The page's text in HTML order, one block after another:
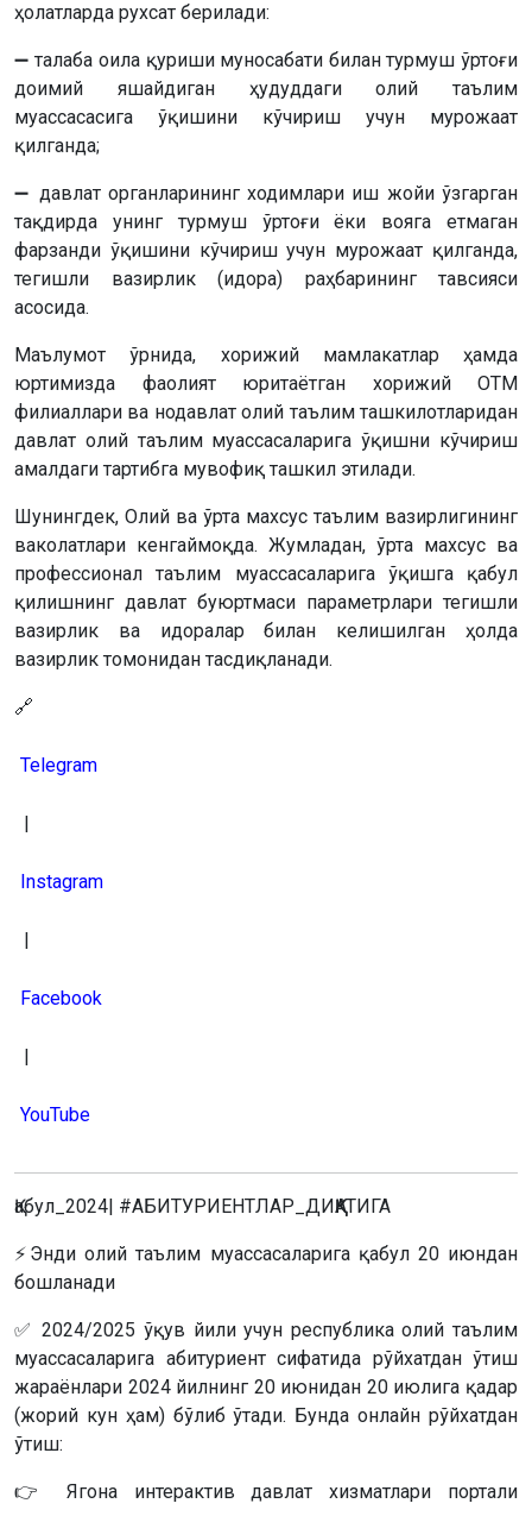
ҳолатларда рухсат берилади:
➖ талаба оила қуриши муносабати билан турмуш ўртоғи
доимий яшайдиган ҳудуддаги олий таълим
муассасасига ўқишини кўчириш учун мурожаат
қилганда;
➖ давлат органларининг ходимлари иш жойи ўзгарган
тақдирда унинг турмуш ўртоғи ёки вояга етмаган
фарзанди ўқишини кўчириш учун мурожаат қилганда,
тегишли вазирлик (идора) раҳбарининг тавсияси
асосида.
Маълумот ўрнида, хорижий мамлакатлар ҳамда
юртимизда фаолият юритаётган хорижий ОТМ
филиаллари ва нодавлат олий таълим ташкилотларидан
давлат олий таълим муассасаларига ўқишни кўчириш
амалдаги тартибга мувофиқ ташкил этилади.
Шунингдек, Олий ва ўрта махсус таълим вазирлигининг
ваколатлари кенгаймоқда. Жумладан, ўрта махсус ва
профессионал таълим муассасаларига ўқишга қабул
қилишнинг давлат буюртмаси параметрлари тегишли
вазирлик ва идоралар билан келишилган ҳолда
вазирлик томонидан тасдиқланади.
🔗
Telegram
|
Instagram
|
Facebook
|
YouTube
Қабул_2024| #АБИТУРИЕНТЛАР_ДИҚҚАТИГА
⚡️Энди олий таълим муассасаларига қабул 20 июндан
бошланади
✅ 2024/2025 ўқув йили учун республика олий таълим
муассасаларига абитуриент сифатида рўйхатдан ўтиш
жараёнлари 2024 йилнинг 20 июнидан 20 июлига қадар
(жорий кун ҳам) бўлиб ўтади. Бунда онлайн рўйхатдан
ўтиш:
👉 Ягона интерактив давлат хизматлари портали